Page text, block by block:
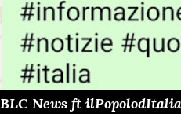
BLC News ft